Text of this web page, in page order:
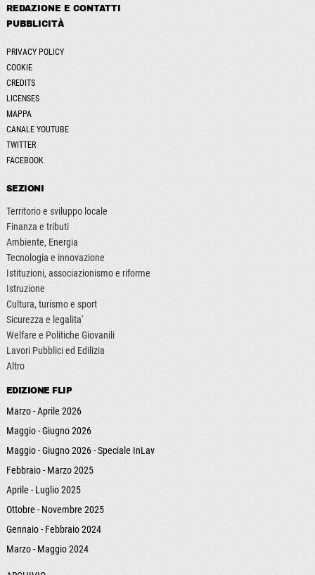
REDAZIONE E CONTATTI
PUBBLICITÀ
PRIVACY POLICY
COOKIE
CREDITS
LICENSES
MAPPA
CANALE YOUTUBE
TWITTER
FACEBOOK
SEZIONI
Territorio e sviluppo locale
Finanza e tributi
Ambiente, Energia
Tecnologia e innovazione
Istituzioni, associazionismo e riforme
Istruzione
Cultura, turismo e sport
Sicurezza e legalita'
Welfare e Politiche Giovanili
Lavori Pubblici ed Edilizia
Altro
EDIZIONE FLIP
Marzo - Aprile 2026
Maggio - Giugno 2026
Maggio - Giugno 2026 - Speciale InLav
Febbraio - Marzo 2025
Aprile - Luglio 2025
Ottobre - Novembre 2025
Gennaio - Febbraio 2024
Marzo - Maggio 2024